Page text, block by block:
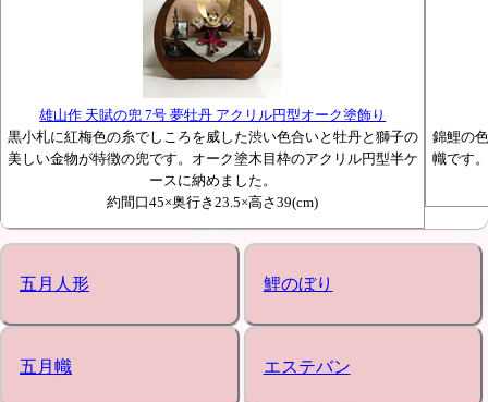
雄山作 天賦の兜 7号 夢牡丹 アクリル円型オーク塗飾り
黒小札に紅梅色の糸でしころを威した渋い色合いと牡丹と獅子の
美しい金物が特徴の兜です。オーク塗木目枠のアクリル円型半ケ
ースに納めました。
約間口45×奥行き23.5×高さ39(cm)
錦鯉の
幟です
五月人形 鯉のぼり
五月幟 エステバン